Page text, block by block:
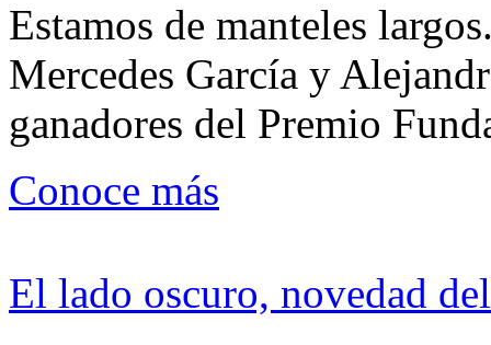
Estamos de manteles
Mercedes García y
ganadores del Premio
Conoce más
El lado oscuro, novedad